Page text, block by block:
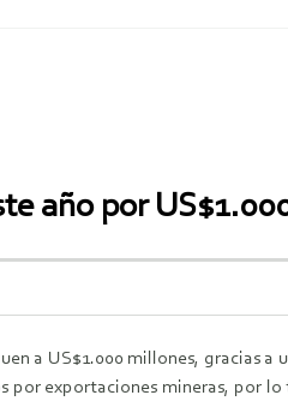
año por
a US$1.000 millones, gracias
exportaciones mineras, por